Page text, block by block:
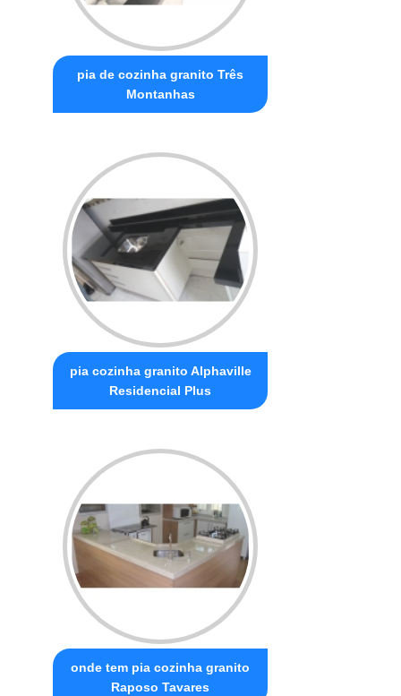
pia de cozinha granito Três
Montanhas
pia cozinha granito Alphaville
Residencial Plus
onde tem pia cozinha granito
Raposo Tavares